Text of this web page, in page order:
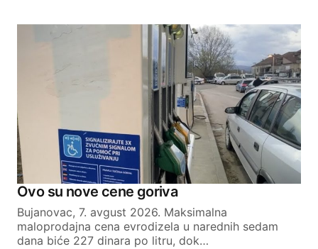
Ovo su nove cene goriva
Bujanovac, 7. avgust 2026. Maksimalna
maloprodajna cena evrodizela u narednih sedam
dana biće 227 dinara po litru, dok…